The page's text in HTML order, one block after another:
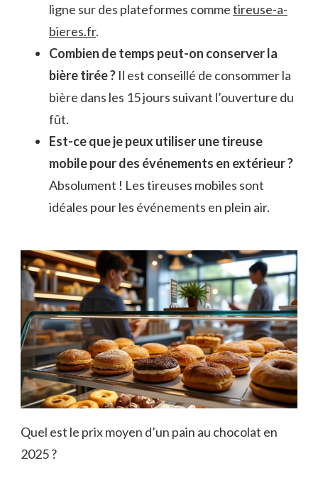
ligne sur des plateformes commetireuse-a-
bieres.fr.
Combien de temps peut-on conserver la
bière tirée ? Il est conseillé de consommer la
bière dans les 15 jours suivant l’ouverture du
fût.
Est-ce que je peux utiliser une tireuse
mobile pour des événements en extérieur ?
Absolument ! Les tireuses mobiles sont
idéales pour les événements en plein air.
Quel est le prix moyen d’un pain au chocolat en
2025 ?